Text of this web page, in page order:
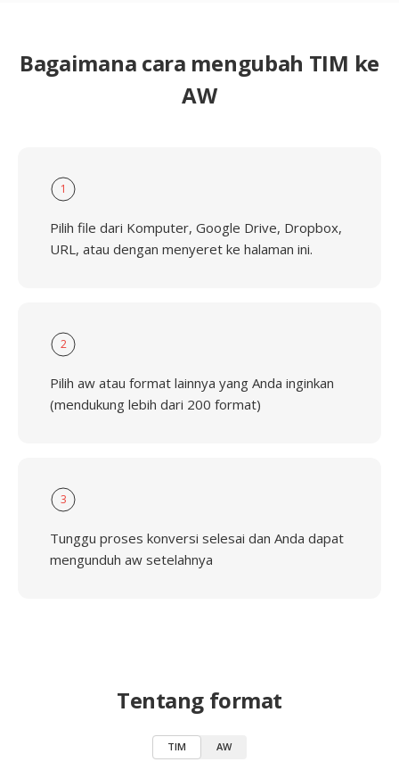
Bagaimana cara mengubah TIM ke
AW
1
Pilih file dari Komputer, Google Drive, Dropbox,
URL, atau dengan menyeret ke halaman ini.
2
Pilih aw atau format lainnya yang Anda inginkan
(mendukung lebih dari 200 format)
3
Tunggu proses konversi selesai dan Anda dapat
mengunduh aw setelahnya
Tentang format
TIM AW